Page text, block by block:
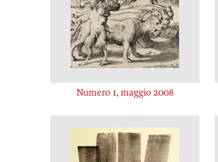
Numero 1, maggio 2008